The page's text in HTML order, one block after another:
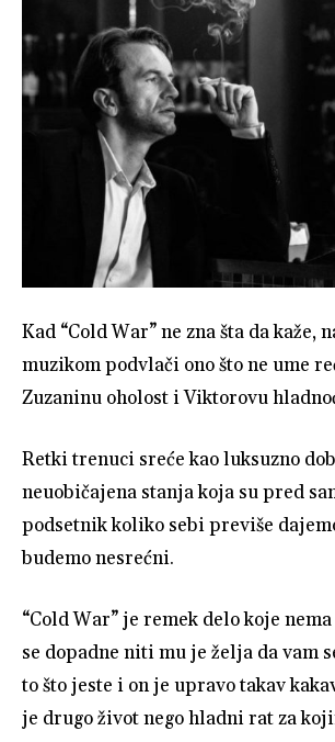
Kad “Cold War” ne zna šta da kaže,
muzikom podvlači ono što ne ume
Zuzaninu oholost i Viktorovu
Retki trenuci sreće kao luksuzno
neuobičajena stanja koja su pred
podsetnik koliko sebi previše
budemo nesrećni.
“Cold War” je remek delo koje
se dopadne niti mu je želja da vam
to što jeste i on je upravo takav
je drugo život nego hladni rat za